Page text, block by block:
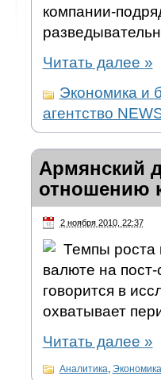
компании-
Читать далее »
Экономика и
агентство
Армянский
отношению
2 ноября 2010, 22:37
Темпы роста
валюте на
говорится в
охватывает
Читать далее »
Аналитика,